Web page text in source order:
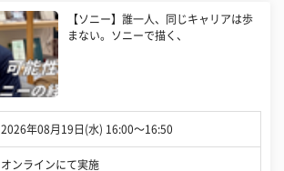
【ソニー】誰一人、同じキャリアは歩
まない。ソニーで描く、
2026年08月19日(水) 16:00〜16:50
オンラインにて実施